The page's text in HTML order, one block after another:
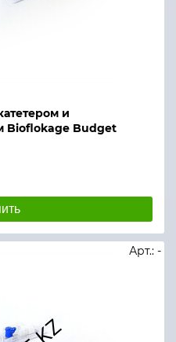
и
Bioflokage Budget
Арт.: -